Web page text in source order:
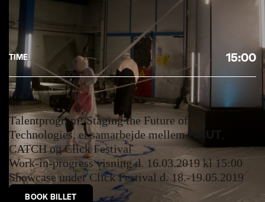
TIME 15:00
Talentprogram: Staging the Future of
Technologies, et samarbejde mellemHAUT
CATCH og Click Festival
Work-in-progress visning d. 16.03.2019 kl 15:00
Showcase under Click Festival d. 18.-19.05.2019
BOOK BILLET